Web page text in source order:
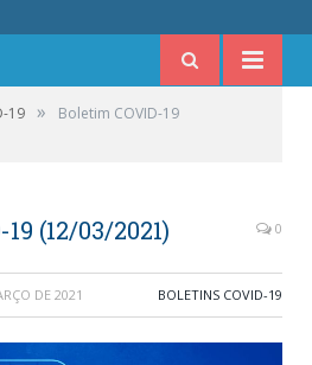
19 »
Boletim COVID-19
(12/03/2021) 0
DE 2021 BOLETINS COVID-19